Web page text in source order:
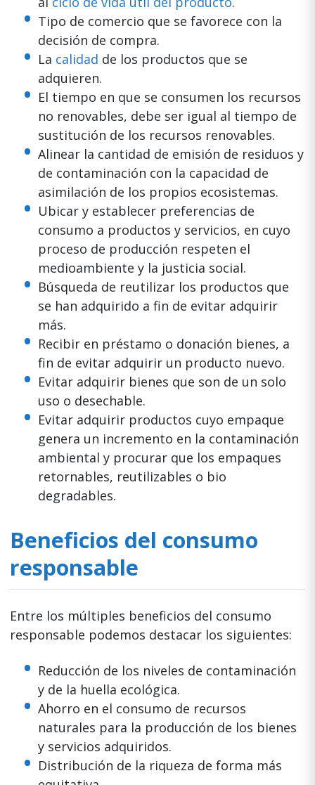
Tipo de comercio que se favorece con la
decisión de compra.
La calidad de los productos que se
adquieren.
El tiempo en que se consumen los recursos
no renovables, debe ser igual al tiempo de
sustitución de los recursos renovables.
Alinear la cantidad de emisión de residuos y
de contaminación con la capacidad de
asimilación de los propios ecosistemas.
Ubicar y establecer preferencias de
consumo a productos y servicios, en cuyo
proceso de producción respeten el
medioambiente y la justicia social.
Búsqueda de reutilizar los productos que
se han adquirido a fin de evitar adquirir
más.
Recibir en préstamo o donación bienes, a
fin de evitar adquirir un producto nuevo.
Evitar adquirir bienes que son de un solo
uso o desechable.
Evitar adquirir productos cuyo empaque
genera un incremento en la contaminación
ambiental y procurar que los empaques
retornables, reutilizables o bio
degradables.
Beneficios del consumo
responsable
Entre los múltiples beneficios del consumo
responsable podemos destacar los siguientes:
Reducción de los niveles de contaminación
y de la huella ecológica.
Ahorro en el consumo de recursos
naturales para la producción de los bienes
y servicios adquiridos.
Distribución de la riqueza de forma más